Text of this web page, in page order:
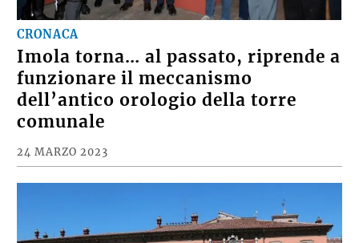
CRONACA
Imola torna… al passato, riprende a
funzionare il meccanismo
dell’antico orologio della torre
comunale
24 MARZO 2023